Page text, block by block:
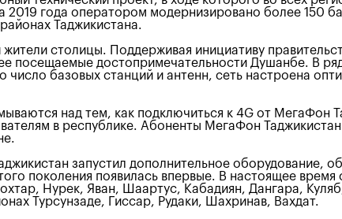
2019 года оператором модернизировано более 150
Таджикистана.
столицы. Поддерживая инициативу
посещаемые достопримечательности Душанбе. В
базовых станций и антенн, сеть настроена
над тем, как подключиться к 4G от
в республике. Абоненты МегаФон
запустил дополнительное оборудование,
поколения появилась впервые. В настоящее
Нурек, Яван, Шаартус, Кабадиян, Дангара,
Турсунзаде, Гиссар, Рудаки, Шахринав, Вахдат.